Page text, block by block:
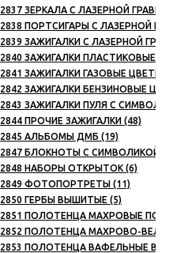
2837 ЗЕРКАЛА С ЛАЗЕРНОЙ
2838 ПОРТСИГАРЫ С ЛАЗЕРНОЙ
2839 ЗАЖИГАЛКИ С ЛАЗЕРНОЙ
2840 ЗАЖИГАЛКИ ПЛАСТИКОВЫЕ (26)
2841 ЗАЖИГАЛКИ ГАЗОВЫЕ ЦВЕТНЫЕ
2842 ЗАЖИГАЛКИ БЕНЗИНОВЫЕ
2843 ЗАЖИГАЛКИ ПУЛЯ С СИМВОЛИКОЙ
2844 ПРОЧИЕ ЗАЖИГАЛКИ (48)
2845 АЛЬБОМЫ ДМБ (19)
2847 БЛОКНОТЫ С СИМВОЛИКОЙ (25)
2848 НАБОРЫ ОТКРЫТОК (6)
2849 ФОТОПОРТРЕТЫ (11)
2850 ГЕРБЫ ВЫШИТЫЕ (5)
2851 ПОЛОТЕНЦА МАХРОВЫЕ
2852 ПОЛОТЕНЦА МАХРОВО-
2853 ПОЛОТЕНЦА ВАФЕЛЬНЫЕ